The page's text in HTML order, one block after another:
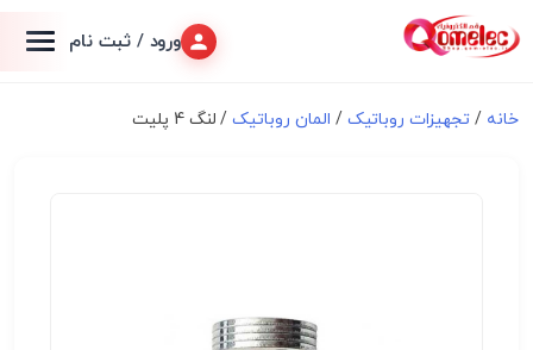
ورود / ثبت نام
خانه /تجهیزات روباتیک / المان روباتیک/ لنگ 4 پلیت